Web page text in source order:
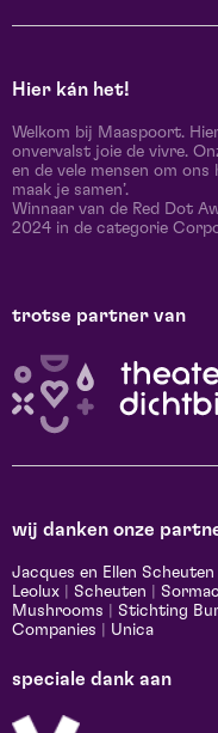
Hier kán het!
Welkom bij Maaspoort.
onvervalst joie de vivre.
en de vele mensen om ons
maak je samen’.
Winnaar van de Red Dot
2024 in de categorie
trotse partner van
wij danken onze
Jacques en Ellen
Leolux
Scheuten Sormac
Mushrooms
Stichting
Companies
Unica
speciale dank aan